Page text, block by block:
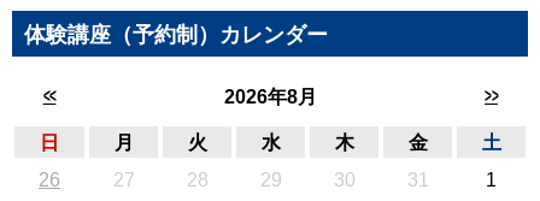
体験講座（予約制）カレンダー
<< 2026年8月 >>
日 月 火 水 木 金
土
26
27 28 29 30 31 1